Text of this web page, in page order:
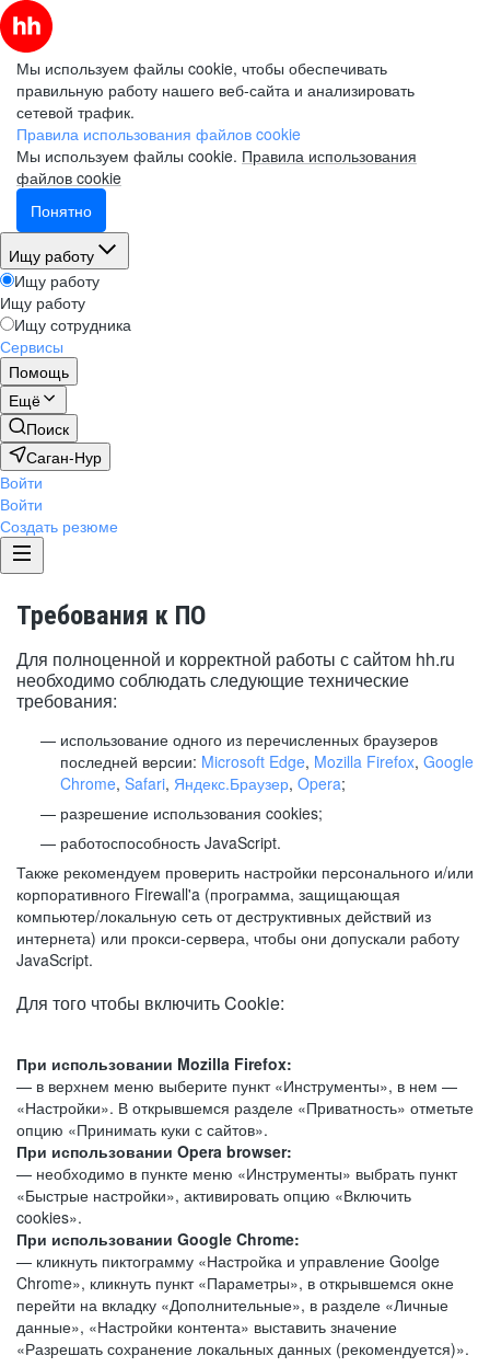
Мы используем файлы cookie, чтобы обеспечивать
правильную работу нашего веб-сайта и анализировать
сетевой трафик.
Правила использования файлов cookie
Мы используем файлы cookie. Правила использования
файлов cookie
Понятно
Ищу работу
Ищу работу
Ищу работу
Ищу сотрудника
Сервисы
Помощь
Ещё
Поиск
Саган-Нур
Войти
Войти
Создать резюме
Требования к ПО
Для полноценной и корректной работы с сайтом hh.ru
необходимо соблюдать следующие технические
требования:
использование одного из перечисленных браузеров
последней версии: Microsoft Edge, Mozilla Firefox, Google
Chrome, Safari, Яндекс.Браузер, Opera;
разрешение использования cookies;
работоспособность JavaScript.
Также рекомендуем проверить настройки персонального и/или
корпоративного Firewall'a (программа, защищающая
компьютер/локальную сеть от деструктивных действий из
интернета) или прокси-сервера, чтобы они допускали работу
JavaScript.
Для того чтобы включить Cookie:
При использовании Mozilla Firefox:
— в верхнем меню выберите пункт «Инструменты», в нем —
«Настройки». В открывшемся разделе «Приватность» отметьте
опцию «Принимать куки с сайтов».
При использовании Opera browser:
— необходимо в пункте меню «Инструменты» выбрать пункт
«Быстрые настройки», активировать опцию «Включить
cookies».
При использовании Google Chrome:
— кликнуть пиктограмму «Настройка и управление Goolge
Chrome», кликнуть пункт «Параметры», в открывшемся окне
перейти на вкладку «Дополнительные», в разделе «Личные
данные», «Настройки контента» выставить значение
«Разрешать сохранение локальных данных (рекомендуется)».